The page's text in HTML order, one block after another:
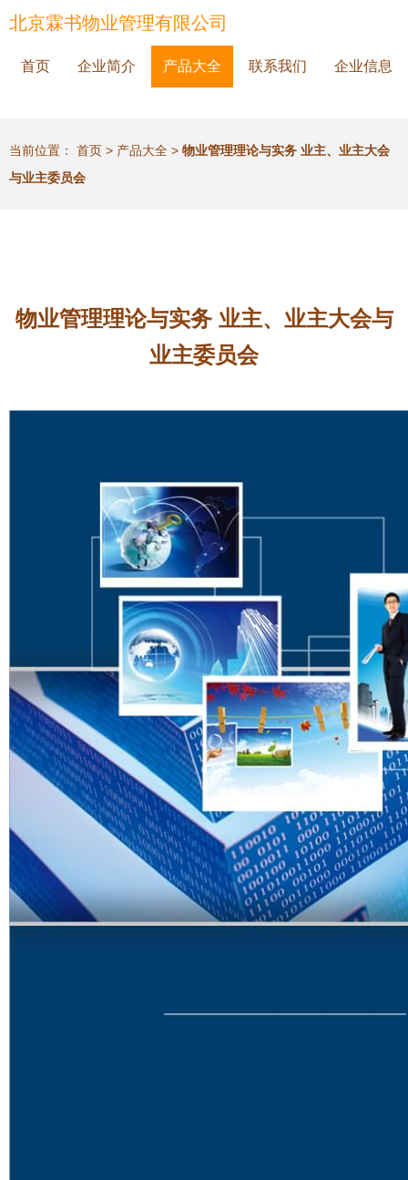
北京霖书物业管理有限公司
首页 企业简介 产品大全 联系我们 企业信息
当前位置： 首页 > 产品大全 > 物业管理理论与实务 业主、业主大会
与业主委员会
物业管理理论与实务 业主、业主大会与
业主委员会